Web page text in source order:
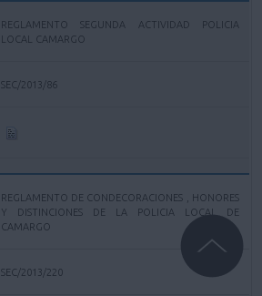
REGLAMENTO SEGUNDA ACTIVIDAD POLICIA
LOCAL CAMARGO
SEC/2013/86
REGLAMENTO DE CONDECORACIONES , HONORES
Y DISTINCIONES DE LA POLICIA LOCAL DE
CAMARGO
SEC/2013/220